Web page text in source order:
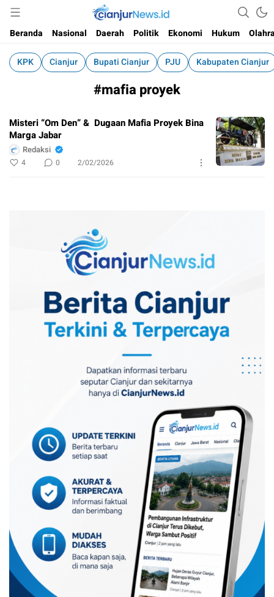
cianjurnews.id
Informasi Faktual dan Berimbang
Beranda
Nasional Daerah Politik Ekonomi Hukum
KPK Cianjur Bupati Cianjur PJU Kabupaten Cianjur
#mafia proyek
Misteri “Om Den” & Dugaan Mafia Proyek Bina
Marga Jabar
Redaksi
4 0 2/02/2026